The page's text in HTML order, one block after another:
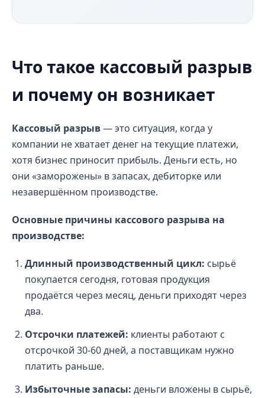
Что такое кассовый разрыв
и почему он возникает
Кассовый разрыв— это ситуация, когда у
компании не хватает денег на текущие платежи,
хотя бизнес приносит прибыль. Деньги есть, но
они «заморожены» в запасах, дебиторке или
незавершённом производстве.
Основные причины кассового разрыва на
производстве:
Длинный производственный цикл: сырьё
покупается сегодня, готовая продукция
продаётся через месяц, деньги приходят через
два.
Отсрочки платежей: клиенты работают с
отсрочкой 30-60 дней, а поставщикам нужно
платить раньше.
Избыточные запасы: деньги вложены в сырьё,